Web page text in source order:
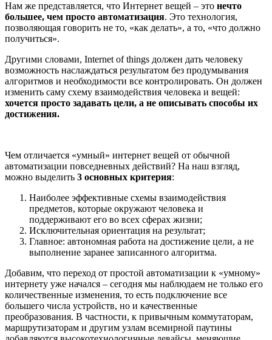
Нам же представляется, что Интернет вещей – это нечто
большее, чем просто автоматизация. Это технология,
позволяющая говорить не то, «как делать», а то, «что должно
получиться».
Другими словами, Internet of things должен дать человеку
возможность наслаждаться результатом без продумывания
алгоритмов и необходимости все контролировать. Он должен
изменить саму схему взаимодействия человека и вещей:
хочется просто задавать цели, а не описывать способы их
достижения.
Чем отличается «умный» интернет вещей от обычной
автоматизации повседневных действий? На наш взгляд,
можно выделить 3 основных критерия:
Наиболее эффективные схемы взаимодействия
предметов, которые окружают человека и
поддерживают его во всех сферах жизни;
Исключительная ориентация на результат;
Главное: автономная работа на достижение цели, а не
выполнение заранее записанного алгоритма.
Добавим, что переход от простой автоматизации к «умному»
интернету уже начался – сегодня мы наблюдаем не только его
количественные изменения, то есть подключение все
большего числа устройств, но и качественные
преобразования. В частности, к привычным коммутаторам,
маршрутизаторам и другим узлам всемирной паутины